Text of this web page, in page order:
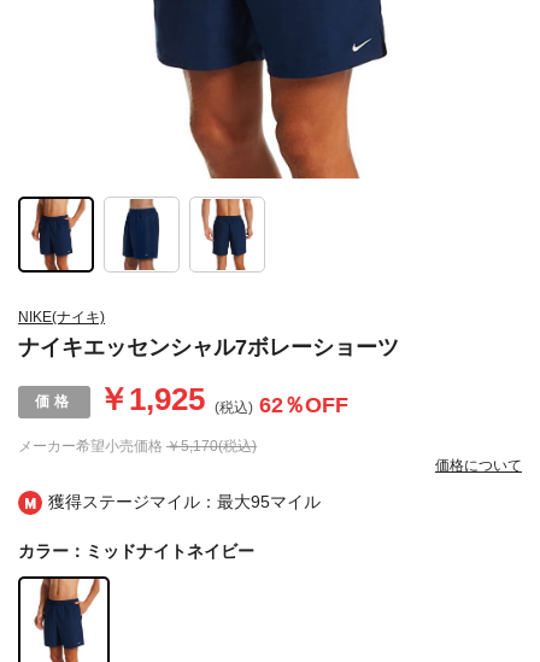
獲得ステージマイル：最大95マイル
NIKE(ナイキ)
ナイキエッセンシャル7ボレーショーツ
メーカー希望小売価格 ￥5,170(税込)
￥1,925 (税込) 62％OFF
価格について
カラー：ミッドナイトネイビー